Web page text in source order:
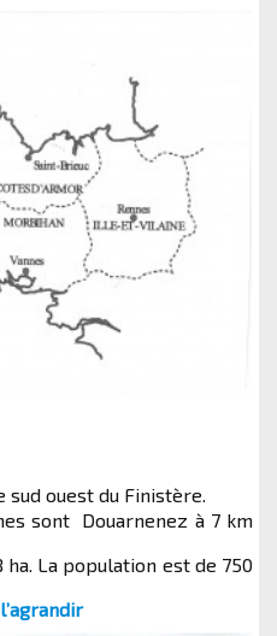
sud ouest du Finistère.
sont Douarnenez à 7 km
La population est de 750